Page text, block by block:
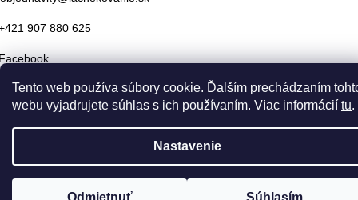
Tento web používa súbory cookie. Ďalším prechádzaním
webu vyjadrujete súhlas s ich používaním. Viac informácií tu.
Nastavenie
Odmietnuť Súhlasím
907 880 625